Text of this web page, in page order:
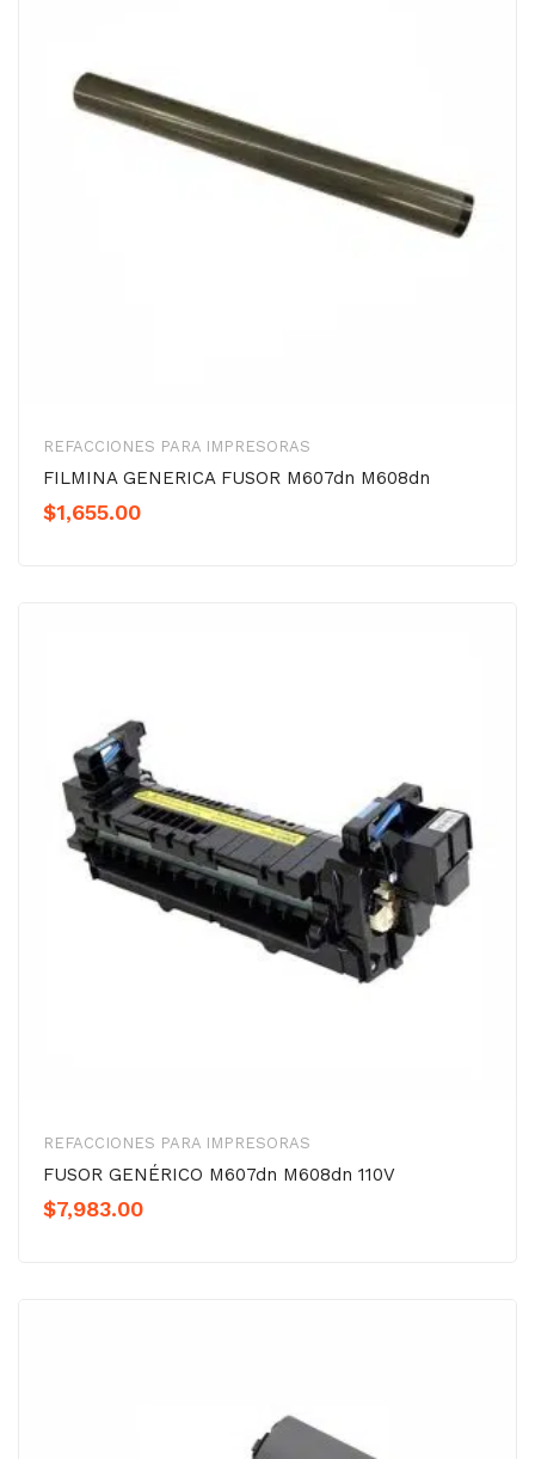
REFACCIONES PARA IMPRESORAS
FILMINA GENERICA FUSOR M607dn M608dn
$1,655.00
REFACCIONES PARA IMPRESORAS
FUSOR GENÉRICO M607dn M608dn 110V
$7,983.00